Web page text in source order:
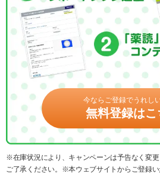
今ならご登録でうれし
無料登録はこ
※在庫状況により、キャンペーンは予告なく変更
ご了承ください。※本ウェブサイトからご登録